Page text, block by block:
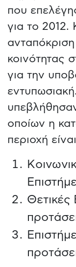
που
για το 2012.
κοινότητας
για την
οποίων η
περιοχή
Θετικές